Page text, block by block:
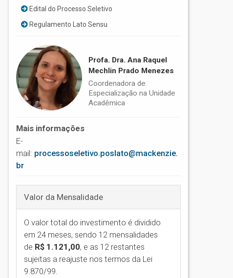
Edital do Processo Seletivo
Regulamento Lato Sensu
Profa. Dra. Ana Raquel
Mechlin Prado Menezes
Coordenadora de
Especialização na Unidade
Acadêmica
Mais informações
E-
mail: processoseletivo.poslato@mackenzie.
br
Valor da Mensalidade
O valor total do investimento é dividido
em 24 meses, sendo 12 mensalidades
de R$ 1.121,00, e as 12 restantes
sujeitas a reajuste nos termos da Lei
9.870/99.